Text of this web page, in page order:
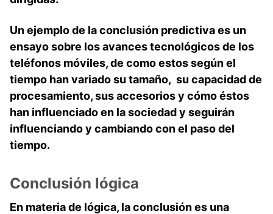
Un ejemplo de la conclusión predictiva es un
ensayo sobre los avances tecnológicos de los
teléfonos móviles, de como estos según el
tiempo han variado su tamaño, su capacidad de
procesamiento, sus accesorios y cómo éstos
han influenciado en la sociedad y seguirán
influenciando y cambiando con el paso del
tiempo.
Conclusión lógica
En materia de lógica, la conclusión es una